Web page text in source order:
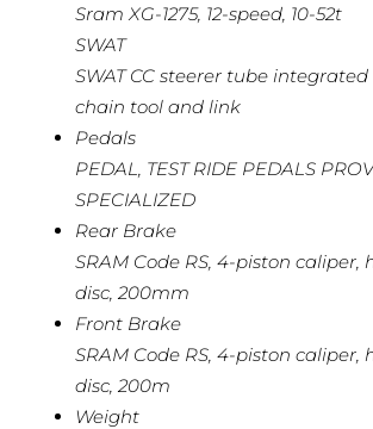
Sram XG-1275, 12-speed, 10-52t
SWAT
SWAT CC steerer tube
chain tool and link
Pedals
PEDAL, TEST RIDE PEDALS
SPECIALIZED
Rear Brake
SRAM Code RS, 4-piston caliper,
disc, 200mm
Front Brake
SRAM Code RS, 4-piston caliper,
disc, 200m
Weight